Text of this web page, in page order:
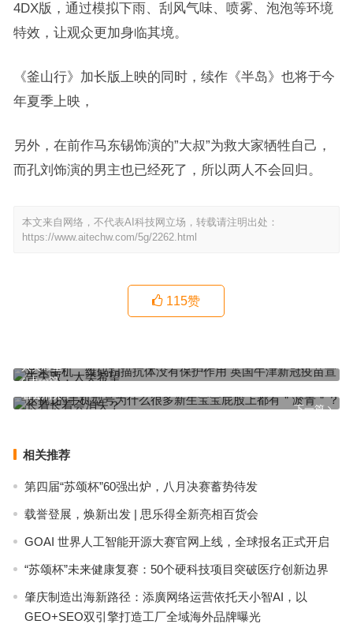
4DX版，通过模拟下雨、刮风气味、喷雾、泡泡等环境
特效，让观众更加身临其境。
《釜山行》加长版上映的同时，续作《半岛》也将于今
年夏季上映，
另外，在前作马东锡饰演的”大叔”为救大家牺牲自己，
而孔刘饰演的男主也已经死了，所以两人不会回归。
本文来自网络，不代表AI科技网立场，转载请注明出处：
https://www.aitechw.com/5g/2262.html
115赞
上一篇
人类希望
下一篇
乐视1的手机型号为什么很多新生宝宝屁股上都有＂淤青＂？长着长
着会消失？
相关推荐
第四届“苏颂杯”60强出炉，八月决赛蓄势待发
载誉登展，焕新出发 | 思乐得全新亮相百货会
GOAI 世界人工智能开源大赛官网上线，全球报名正式开启
“苏颂杯”未来健康复赛：50个硬科技项目突破医疗创新边界
肇庆制造出海新路径：添廣网络运营依托天小智AI，以
GEO+SEO双引擎打造工厂全域海外品牌曝光